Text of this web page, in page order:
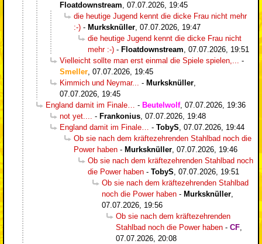
Floatdownstream, 07.07.2026, 19:45
die heutige Jugend kennt die dicke Frau nicht mehr
:-) - Murksknüller, 07.07.2026, 19:47
die heutige Jugend kennt die dicke Frau nicht
mehr :-) - Floatdownstream, 07.07.2026, 19:51
Vielleicht sollte man erst einmal die Spiele spielen,... -
Smeller, 07.07.2026, 19:45
Kimmich und Neymar... - Murksknüller,
07.07.2026, 19:45
England damit im Finale… - Beutelwolf, 07.07.2026, 19:36
not yet.... - Frankonius, 07.07.2026, 19:48
England damit im Finale… - TobyS, 07.07.2026, 19:44
Ob sie nach dem kräftezehrenden Stahlbad noch die
Power haben - Murksknüller, 07.07.2026, 19:46
Ob sie nach dem kräftezehrenden Stahlbad noch
die Power haben - TobyS, 07.07.2026, 19:51
Ob sie nach dem kräftezehrenden Stahlbad
noch die Power haben - Murksknüller,
07.07.2026, 19:56
Ob sie nach dem kräftezehrenden
Stahlbad noch die Power haben - CF,
07.07.2026, 20:08